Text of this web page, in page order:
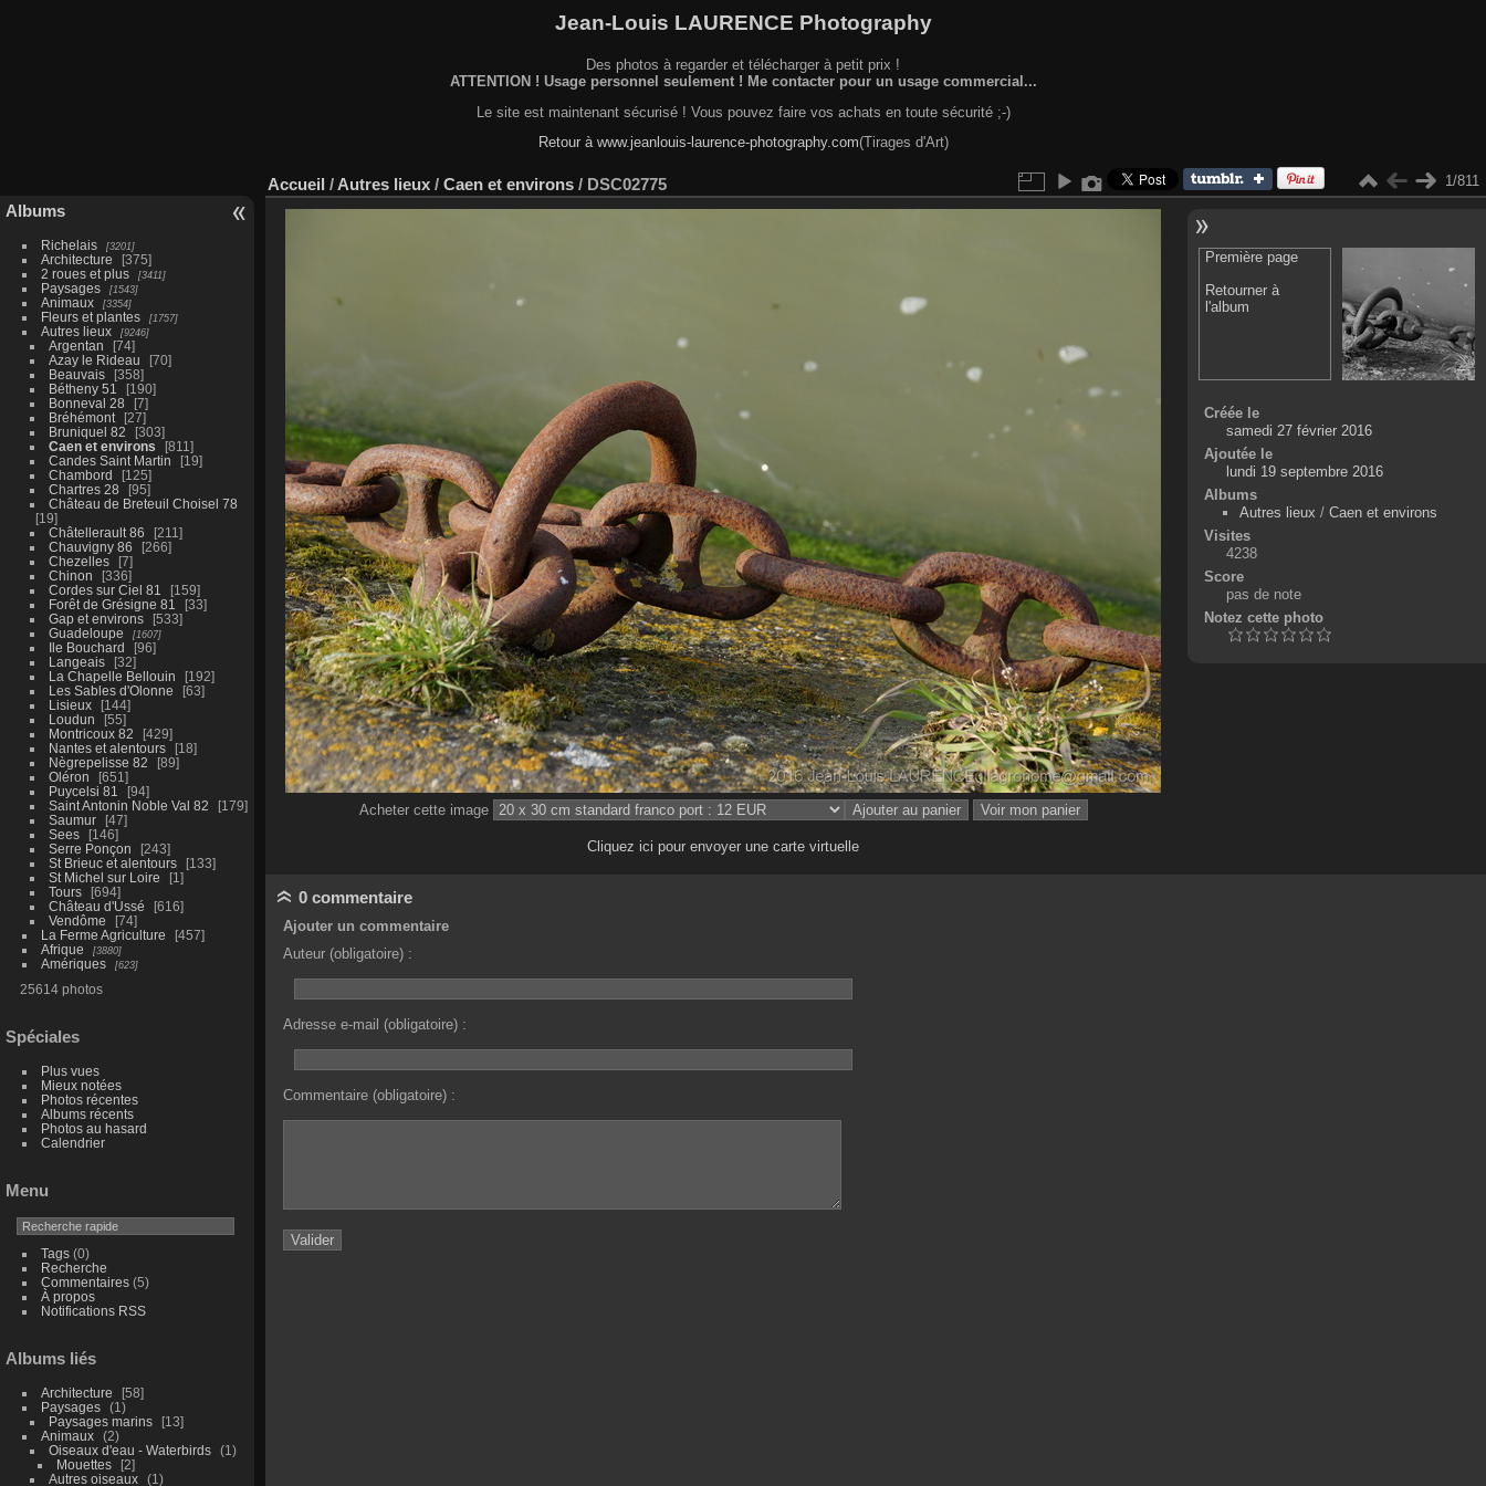
Jean-Louis LAURENCE Photography
Des photos à regarder et télécharger à petit prix !
ATTENTION ! Usage personnel seulement ! Me contacter pour un usage commercial...
Le site est maintenant sécurisé ! Vous pouvez faire vos achats en toute sécurité ;-)
Retour à www.jeanlouis-laurence-photography.com(Tirages d'Art)
Albums
Richelais 3201
Architecture
375
2 roues et plus
3411
Paysages 1543
Animaux 3354
Fleurs et plantes 1757
Autres lieux 9246
Argentan
74
Azay le Rideau
70
Beauvais
358
Bétheny 51
190
Bonneval 28
7
Bréhémont
27
Bruniquel 82
303
Caen et environs
811
Candes Saint Martin
19
Chambord
125
Chartres 28
95
Château de Breteuil Choisel 78
19
Châtellerault 86
211
Chauvigny 86
266
Chezelles
7
Chinon
336
Cordes sur Ciel 81
159
Forêt de Grésigne 81
33
Gap et environs
533
Guadeloupe
1607
Ile Bouchard
96
Langeais
32
La Chapelle Bellouin
192
Les Sables d'Olonne
63
Lisieux
144
Loudun
55
Montricoux 82
429
Nantes et alentours
18
Nègrepelisse 82
89
Oléron
651
Puycelsi 81
94
Saint Antonin Noble Val 82
179
Saumur
47
Sees
146
Serre Ponçon
243
St Brieuc et alentours
133
St Michel sur Loire
1
Tours
694
Château d'Ussé
616
Vendôme
74
La Ferme Agriculture
457
Afrique
3880
Amériques 623
25614 photos
Spéciales
Plus vues
Mieux notées
Photos récentes
Albums récents
Photos au hasard
Calendrier
Menu
Tags(0)
Recherche
Commentaires(5)
À propos
Notifications RSS
Albums liés
Architecture
58
Paysages
1
Paysages marins
13
Animaux
2
Oiseaux d'eau - Waterbirds
1
Mouettes
2
Autres oiseaux
1
Accueil / Autres lieux / Caen et environs / DSC02775 1/811
Acheter cette image
Cliquez ici pour envoyer une carte virtuelle
Première page
Retourner à
l'album
Créée le
samedi 27 février 2016
Ajoutée le
lundi 19 septembre 2016
Albums
Autres lieux /Caen et environs
Visites
4238
Score
pas de note
Notez cette photo
0 commentaire
Ajouter un commentaire
Auteur (obligatoire) :
Adresse e-mail (obligatoire) :
Commentaire (obligatoire) :